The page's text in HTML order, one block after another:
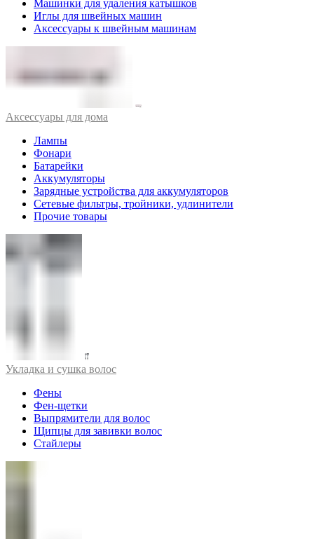
Машинки для удаления катышков
Иглы для швейных машин
Аксессуары к швейным машинам
Аксессуары для дома
Лампы
Фонари
Батарейки
Аккумуляторы
Зарядные устройства для аккумуляторов
Сетевые фильтры, тройники, удлинители
Прочие товары
Укладка и сушка волос
Фены
Фен-щетки
Выпрямители для волос
Щипцы для завивки волос
Стайлеры